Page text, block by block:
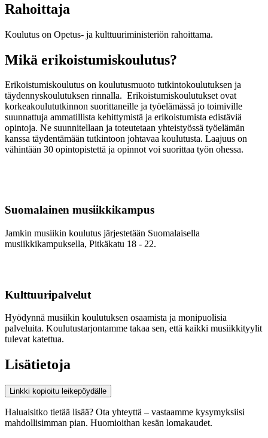
Rahoittaja
Koulutus on Opetus- ja kulttuuriministeriön rahoittama.
Mikä erikoistumiskoulutus?
Erikoistumiskoulutus on koulutusmuoto tutkintokoulutuksen ja
täydennyskoulutuksen rinnalla. Erikoistumiskoulutukset ovat
korkeakoulututkinnon suorittaneille ja työelämässä jo toimiville
suunnattuja ammatillista kehittymistä ja erikoistumista edistäviä
opintoja. Ne suunnitellaan ja toteutetaan yhteistyössä työelämän
kanssa täydentämään tutkintoon johtavaa koulutusta. Laajuus on
vähintään 30 opintopistettä ja opinnot voi suorittaa työn ohessa.
Suomalainen musiikkikampus
Jamkin musiikin koulutus järjestetään Suomalaisella
musiikkikampuksella, Pitkäkatu 18 - 22.
Kulttuuripalvelut
Hyödynnä musiikin koulutuksen osaamista ja monipuolisia
palveluita. Koulutustarjontamme takaa sen, että kaikki musiikkityylit
tulevat katettua.
Lisätietoja
Linkki kopioitu leikepöydälle
Haluaisitko tietää lisää? Ota yhteyttä – vastaamme kysymyksiisi
mahdollisimman pian. Huomioithan kesän lomakaudet.